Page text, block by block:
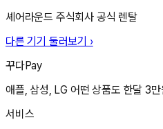
셰어라운드 주식회사 공식 렌탈
다른 기기 둘러보기 ›
꾸다Pay
애플, 삼성, LG 어떤 상품도 한달 3
서비스